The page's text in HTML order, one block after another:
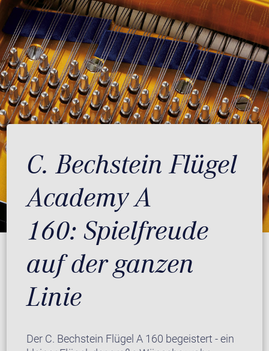
C. Bechstein Flügel
Academy A
160: Spielfreude
auf der ganzen
Linie
Der C. Bechstein Flügel A 160 begeistert - ein